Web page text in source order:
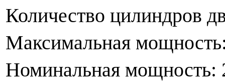
Количество цилиндров
Максимальная
Номинальная